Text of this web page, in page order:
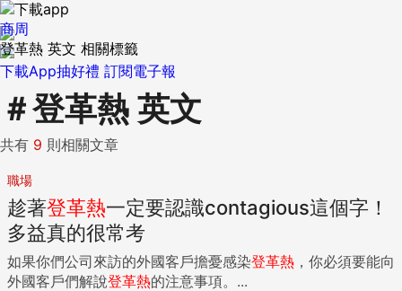
下載App抽好禮 訂閱電子報
商周
登革熱 英文 相關標籤
＃登革熱 英文
共有 9 則相關文章
職場
趁著登革熱一定要認識contagious這個字！
多益真的很常考
如果你們公司來訪的外國客戶擔憂感染登革熱 ，你必須要能向
外國客戶們解說登革熱的注意事項。...